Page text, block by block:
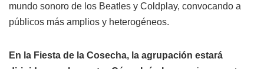
mundo sonoro de los Beatles y Coldplay, convocando a
públicos más amplios y heterogéneos.
En la Fiesta de la Cosecha, la agrupación estará